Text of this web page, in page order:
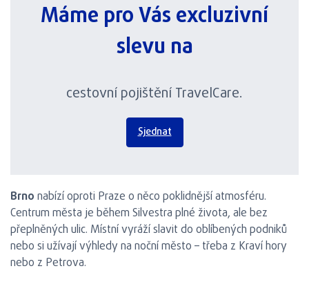
Máme pro Vás excluzivní
slevu na
cestovní pojištění TravelCare.
Sjednat
Brno nabízí oproti Praze o něco poklidnější atmosféru.
Centrum města je během Silvestra plné života, ale bez
přeplněných ulic. Místní vyráží slavit do oblíbených podniků
nebo si užívají výhledy na noční město – třeba z Kraví hory
nebo z Petrova.